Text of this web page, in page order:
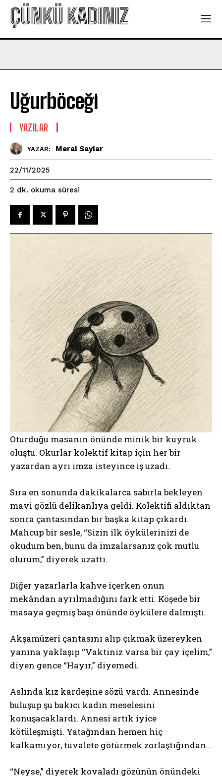
ÇÜNKÜ KADINIZ
-
Uğurböceği
YAZILAR
YAZAR: Meral Saylar
22/11/2025
2 dk. okuma süresi
Oturduğu masanın önünde minik bir kuyruk
oluştu. Okurlar kolektif kitap için her bir
yazardan ayrı imza isteyince iş uzadı.
Sıra en sonunda dakikalarca sabırla bekleyen
mavi gözlü delikanlıya geldi. Kolektifi aldıktan
sonra çantasından bir başka kitap çıkardı.
Mahcup bir sesle, “Sizin ilk öykülerinizi de
okudum ben, bunu da imzalarsanız çok mutlu
olurum,” diyerek uzattı.
Diğer yazarlarla kahve içerken onun
mekândan ayrılmadığını fark etti. Köşede bir
masaya geçmiş başı önünde öykülere dalmıştı.
Akşamüzeri çantasını alıp çıkmak üzereyken
yanına yaklaşıp “Vaktiniz varsa bir çay içelim,”
diyen gence “Hayır,” diyemedi.
Aslında kız kardeşine sözü vardı. Annesinde
buluşup şu bakıcı kadın meselesini
konuşacaklardı. Annesi artık iyice
kötüleşmişti. Yatağından hemen hiç
kalkamıyor, tuvalete götürmek zorlaştığından…
“Neyse,” diyerek kovaladı gözünün önündeki